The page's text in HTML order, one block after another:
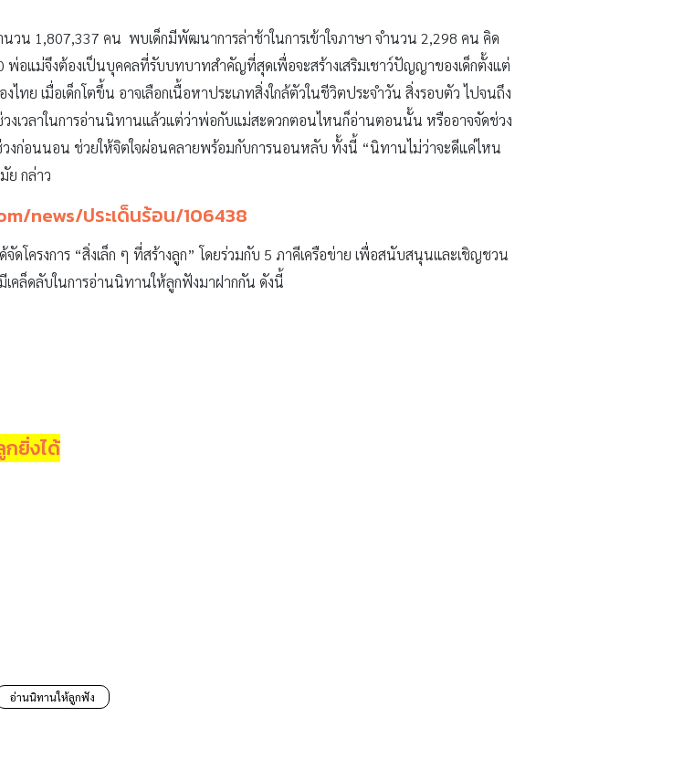
น 1,807,337 คน พบเด็กมีพัฒนาการล่าช้าในการเข้าใจภาษา จำนวน 2,298 คน คิด
อแม่จึงต้องเป็นบุคคลที่รับบทบาทสำคัญที่สุดเพื่อจะสร้างเสริมเชาว์ปัญญาของเด็กตั้งแต่
ไทย เมื่อเด็กโตขึ้น อาจเลือกเนื้อหาประเภทสิ่งใกล้ตัวในชีวิตประจำวัน สิ่งรอบตัว ไปจนถึง
วงเวลาในการอ่านนิทานแล้วแต่ว่าพ่อกับแม่สะดวกตอนไหนก็อ่านตอนนั้น หรืออาจจัดช่วง
วงก่อนนอน ช่วยให้จิตใจผ่อนคลายพร้อมกับการนอนหลับ ทั้งนี้ “นิทานไม่ว่าจะดีแค่ไหน
ย กล่าว
news/ประเด็นร้อน/106438
ดโครงการ “สิ่งเล็ก ๆ ที่สร้างลูก” โดยร่วมกับ 5 ภาคีเครือข่าย เพื่อสนับสนุนและเชิญชวน
ล็ดลับในการอ่านนิทานให้ลูกฟังมาฝากกัน ดังนี้
กยิ่งได้
อ่านนิทานให้ลูกฟัง